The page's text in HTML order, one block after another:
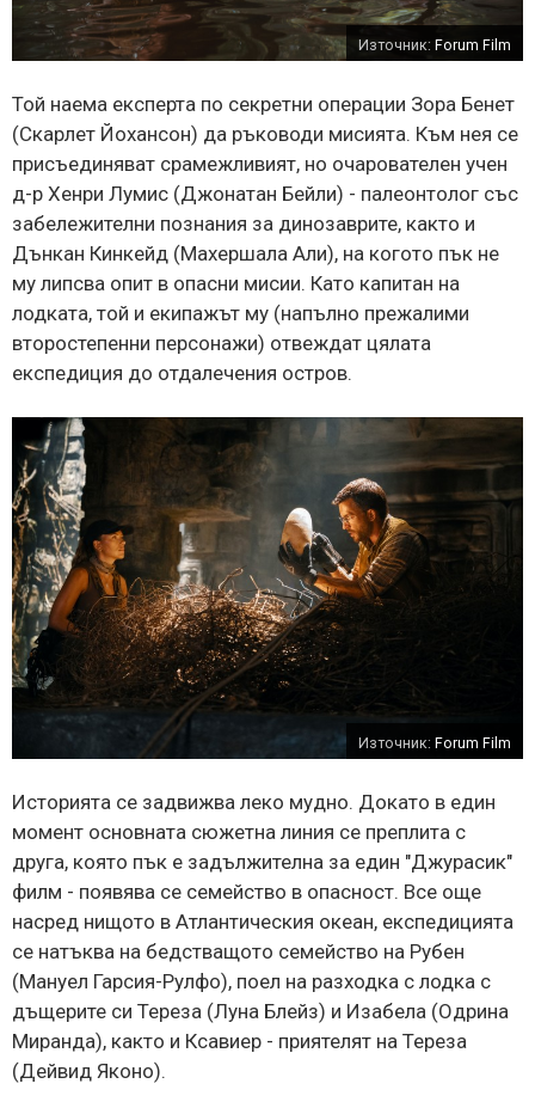
Източник: Forum Film
Той наема експерта по секретни операции Зора Бенет
(Скарлет Йохансон) да ръководи мисията. Към нея се
присъединяват срамежливият, но очарователен учен
д-р Хенри Лумис (Джонатан Бейли) - палеонтолог със
забележителни познания за динозаврите, както и
Дънкан Кинкейд (Махершала Али), на когото пък не
му липсва опит в опасни мисии. Като капитан на
лодката, той и екипажът му (напълно прежалими
второстепенни персонажи) отвеждат цялата
експедиция до отдалечения остров.
Източник: Forum Film
Историята се задвижва леко мудно. Докато в един
момент основната сюжетна линия се преплита с
друга, която пък е задължителна за един "Джурасик"
филм - появява се семейство в опасност. Все още
насред нищото в Атлантическия океан, експедицията
се натъква на бедстващото семейство на Рубен
(Мануел Гарсия-Рулфо), поел на разходка с лодка с
дъщерите си Тереза ​​(Луна Блейз) и Изабела (Одрина
Миранда), както и Ксавиер - приятелят на Тереза
(Дейвид Яконо).